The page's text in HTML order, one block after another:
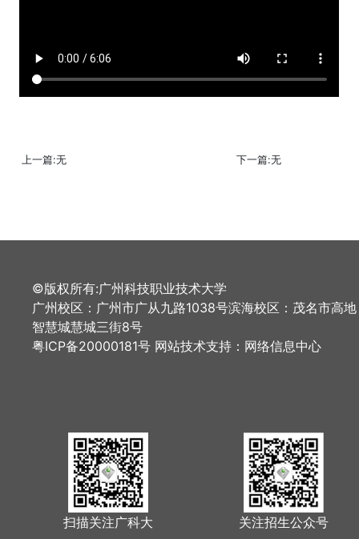
上一篇:无 下一篇:无
©版权所有:广州科技职业技术大学
广州校区：广州市广从九路1038号滨海校区：茂名市高地
智慧城慧城三街8号
粤ICP备20000181号 网站技术支持：网络信息中心
扫描关注广科大 关注招生公众号